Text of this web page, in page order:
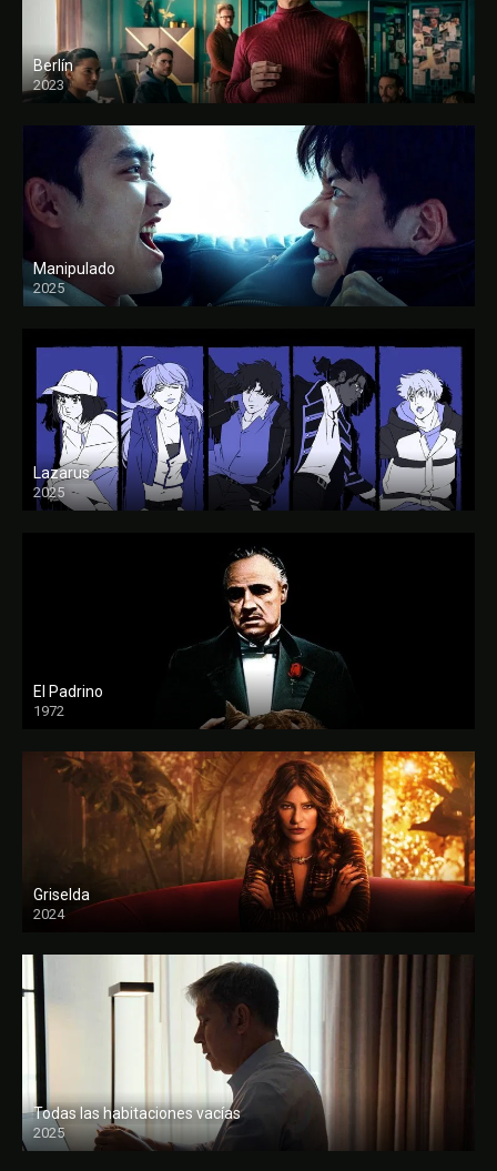
Berlín
2023
Manipulado
2025
Lazarus
2025
El Padrino
1972
FULL HD
Griselda
2024
Todas las habitaciones vacías
2025
FULL HD